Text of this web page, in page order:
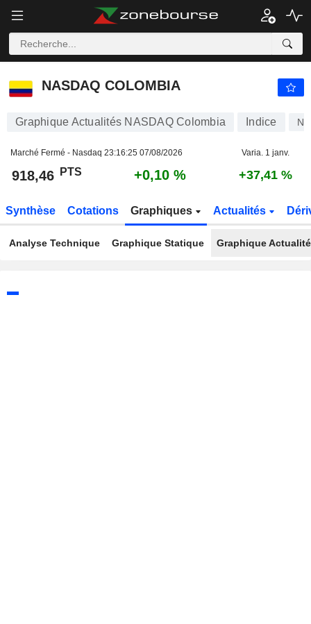
NASDAQ COLOMBIA
NASDAQ COLOMBIA
Graphique Actualités NASDAQ Colombia Indice
Marché Fermé - Nasdaq 23:16:25 07/08/2026 Varia. 1 janv.
918,46 PTS +0,10 % +37,41 %
Synthèse Cotations Graphiques Actualités
Analyse Technique Graphique Statique Graphique